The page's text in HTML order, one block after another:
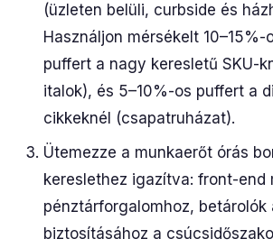
(üzleten belüli, curbside és
Használjon mérsékelt 10–15%-
puffert a nagy keresletű SKU-
italok), és 5–10%-os puffert a
cikkeknél (csapatruházat).
Ütemezze a munkaerőt órás
kereslethez igazítva: front-end
pénztárforgalomhoz, betárolók
biztosításához a